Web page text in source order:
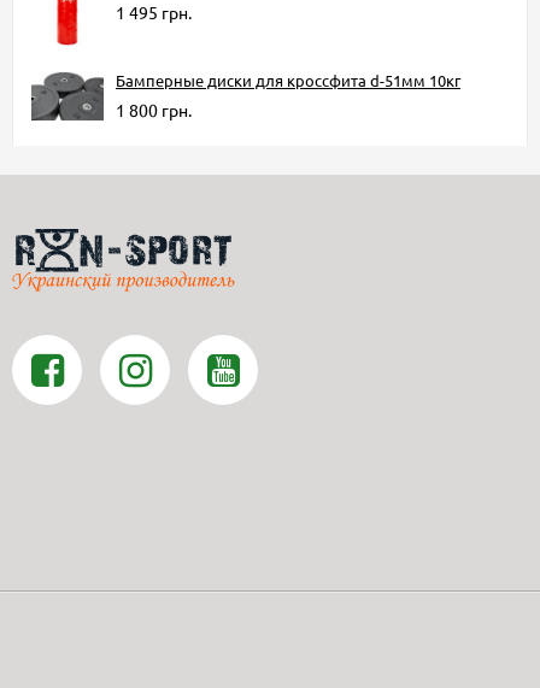
1 495 грн.
Бамперные диски для кроссфита d-51мм 10кг
1 800 грн.